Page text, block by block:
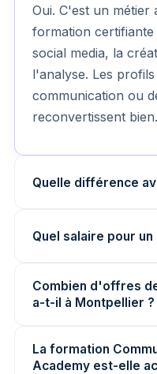
Oui. C'est un métier
formation
social media, la
l'analyse. Les
communication ou
reconvertissent bien.
Quelle différence
Quel salaire pour
Combien d'offres
a-t-il à Montpellier ?
La formation
Academy est-elle